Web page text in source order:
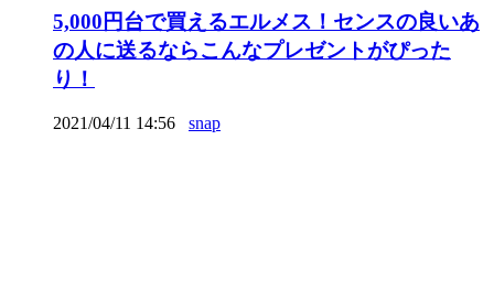
5,000円台で買えるエルメス！センスの良いあ
の人に送るならこんなプレゼントがぴった
り！
2021/04/11 14:56 snap